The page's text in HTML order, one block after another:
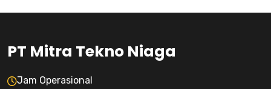
PT Mitra Tekno Niaga
Jam Operasional